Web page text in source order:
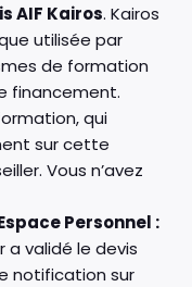
AIF Kairos. Kairos
utilisée par
de formation
financement.
qui
sur cette
Vous n’avez
Personnel :
a validé le devis
notification sur